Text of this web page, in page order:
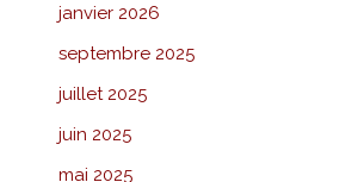
janvier 2026
septembre 2025
juillet 2025
juin 2025
mai 2025